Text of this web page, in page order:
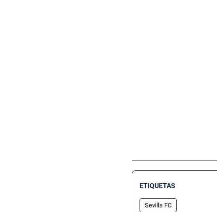
ETIQUETAS
Sevilla FC